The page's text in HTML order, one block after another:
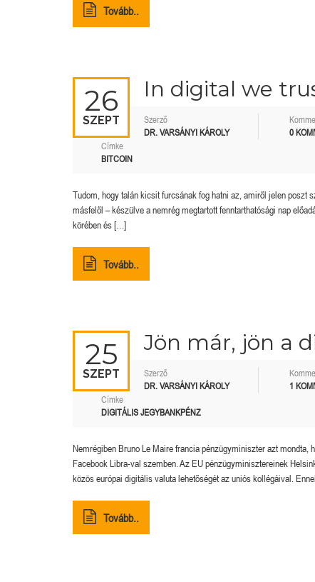
Tovább..
26
SZEPT
In digital we
Szerző
DR. VARSÁNYI KÁROLY
0
Címke
BITCOIN
Tudom, hogy talán kicsit furcsának fog hatni az, amiről jelen poszt
másfelől – készülve a nemrég megtartott fenntarthatósági nap
körében és […]
Tovább..
25
SZEPT
Jön már, jön a
Szerző
DR. VARSÁNYI KÁROLY
1
Címke
DIGITÁLIS JEGYBANKPÉNZ
Nemrégiben Bruno Le Maire francia pénzügyminiszter azt
Facebook Libra-val szemben. Az EU pénzügyminisztereinek
közös európai digitális valuta lehetõségét az uniós kollégáival.
Tovább..